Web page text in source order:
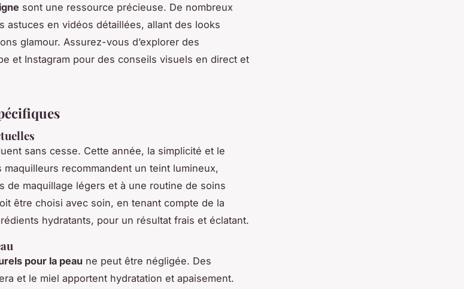
sont une ressource précieuse. De nombreux
astuces en vidéos détaillées, allant des looks
glamour. Assurez-vous d’explorer des
et Instagram pour des conseils visuels en direct et
sans cesse. Cette année, la simplicité et le
recommandent un teint lumineux,
de maquillage légers et à une routine de soins
être choisi avec soin, en tenant compte de la
hydratants, pour un résultat frais et éclatant.
pour la peau ne peut être négligée. Des
et le miel apportent hydratation et apaisement.